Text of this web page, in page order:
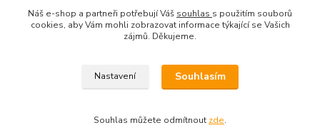
mobil 605 268 512
Po-Pá, 8-16 hod.
Náš e-shop a partneři potřebují Váš souhlas s použitím souborů
cookies, aby Vám mohli zobrazovat informace týkající se Vašich
zájmů. Děkujeme.
Nastavení Souhlasím
Souhlas můžete odmítnout zde.